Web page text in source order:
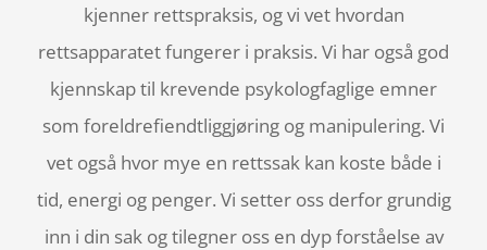
kjenner rettspraksis, og vi vet hvordan
rettsapparatet fungerer i praksis. Vi har også god
kjennskap til krevende psykologfaglige emner
som foreldrefiendtliggjøring og manipulering. Vi
vet også hvor mye en rettssak kan koste både i
tid, energi og penger. Vi setter oss derfor grundig
inn i din sak og tilegner oss en dyp forståelse av